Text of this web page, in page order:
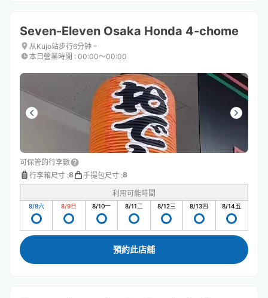
Seven-Eleven Osaka Honda 4-chome
从Kujo站步行6分钟。
本日營業時間 : 00:00〜00:00
可保管的行李數
行李箱尺寸 :8 手提包尺寸 :8
利用可能時間
8/8六 8/9日 8/10一 8/11二 8/12三 8/13四 8/14五
預約此店舖